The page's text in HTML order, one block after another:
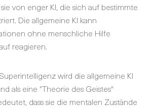
von enger KI, die sich auf bestimmte
Die allgemeine KI kann
ohne menschliche Hilfe
reagieren.
wird die allgemeine KI
als eine "Theorie des Geistes"
dass sie die mentalen Zustände